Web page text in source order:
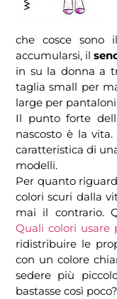
che cosce sono
accumularsi, il
in su la donna a
taglia small per
large per
Il punto forte
nascosto è la
caratteristica di
modelli.
Per quanto
colori scuri dalla
mai il contrario.
Quali colori usare
ridistribuire le
con un colore
sedere più
bastasse così poco?